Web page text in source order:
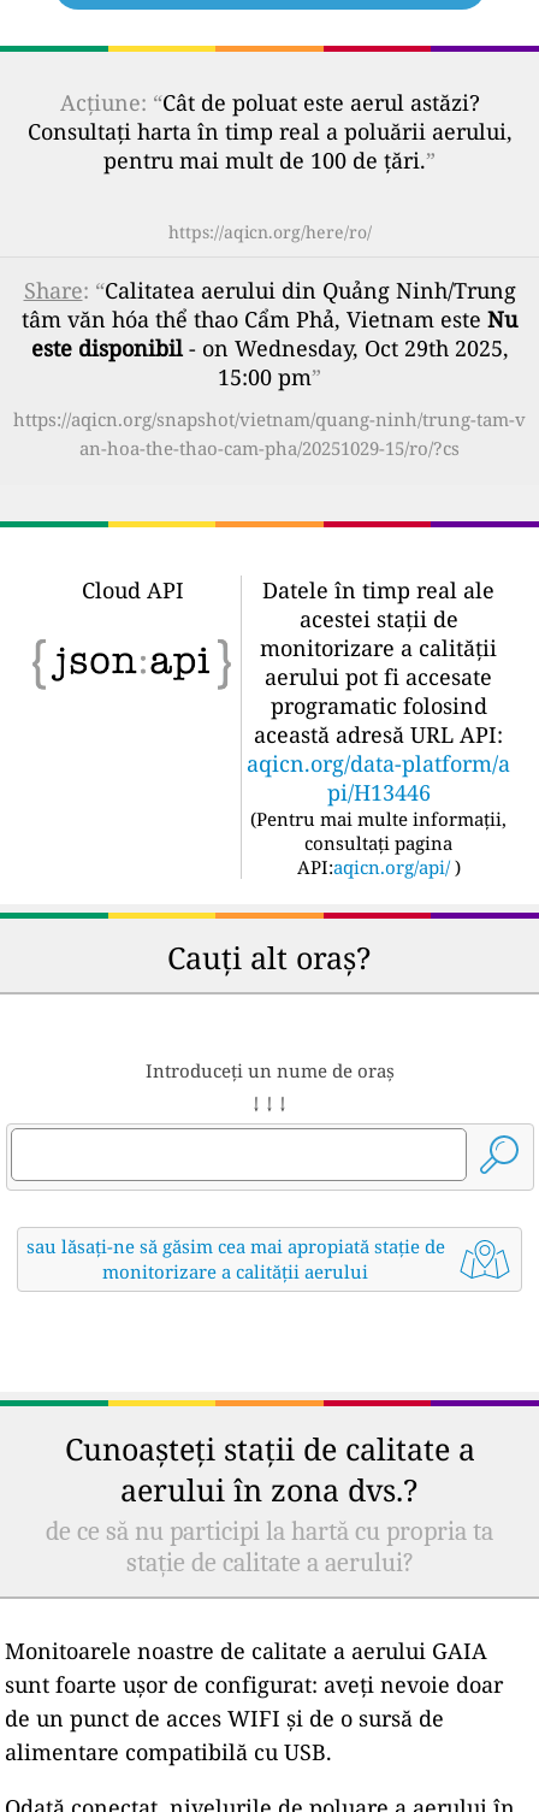
Acțiune: “Cât de poluat este aerul astăzi?
Consultați harta în timp real a poluării aerului,
pentru mai mult de 100 de țări.”
https://aqicn.org/here/ro/
Share: “Calitatea aerului din Quảng Ninh/Trung
tâm văn hóa thể thao Cẩm Phả, Vietnam este Nu
este disponibil- on Wednesday, Oct 29th 2025,
15:00 pm”
https://aqicn.org/snapshot/vietnam/quang-ninh/trung-tam-v
an-hoa-the-thao-cam-pha/20251029-15/ro/?cs
Cloud API
Datele în timp real ale
acestei stații de
monitorizare a calității
aerului pot fi accesate
programatic folosind
această adresă URL API:
aqicn.org/data-platform/a
pi/H13446
(Pentru mai multe informații,
consultați pagina
API:aqicn.org/api/ )
Cauți alt oraș?
Introduceți un nume de oraș
↓ ↓ ↓
sau lăsați-ne să găsim cea mai apropiată stație de
monitorizare a calității aerului
Cunoașteți stații de calitate a
aerului în zona dvs.?
de ce să nu participi la hartă cu propria ta
stație de calitate a aerului?
Monitoarele noastre de calitate a aerului GAIA
sunt foarte ușor de configurat: aveți nevoie doar
de un punct de acces WIFI și de o sursă de
alimentare compatibilă cu USB.